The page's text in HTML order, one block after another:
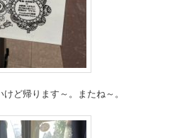
ど帰ります～。またね～。